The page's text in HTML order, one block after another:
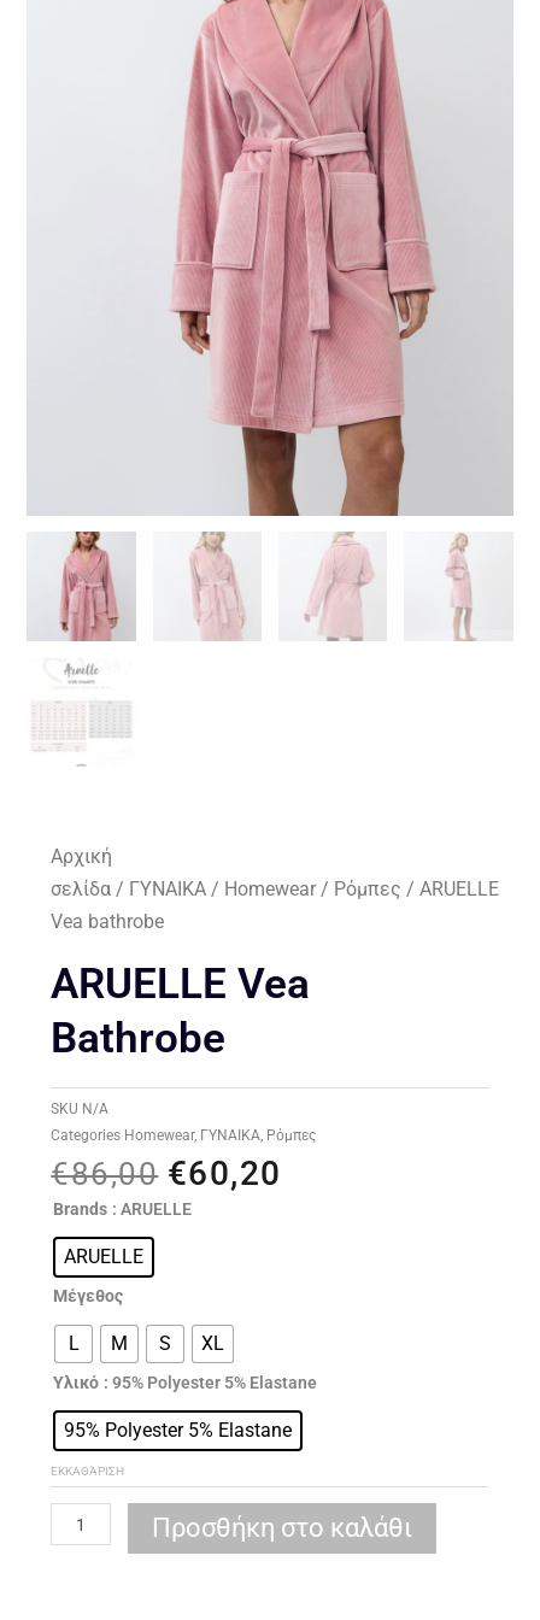
Αρχική
σελίδα / ΓΥΝΑΙΚΑ / Homewear / Ρόμπες / ARUELLE
Vea bathrobe
ARUELLE Vea
Bathrobe
SKU N/A
Categories Homewear, ΓΥΝΑΙΚΑ Ρόμπες
€86,00 Original
price
was:
€60,20
Brands : ARUELLE
ARUELLE
Μέγεθος
L M S XL
Υλικό : 95% Polyester 5% Elastane
95% Polyester 5% Elastane
ΕΚΚΑΘΆΡΙΣΗ
ARUELLE
bathrobe
ποσότητα
Προσθήκη στο καλάθι